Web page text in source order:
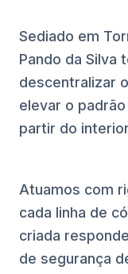
Sediado em
Pando da Silva
descentralizar
elevar o
partir do
Atuamos com
cada linha de
criada
de segurança